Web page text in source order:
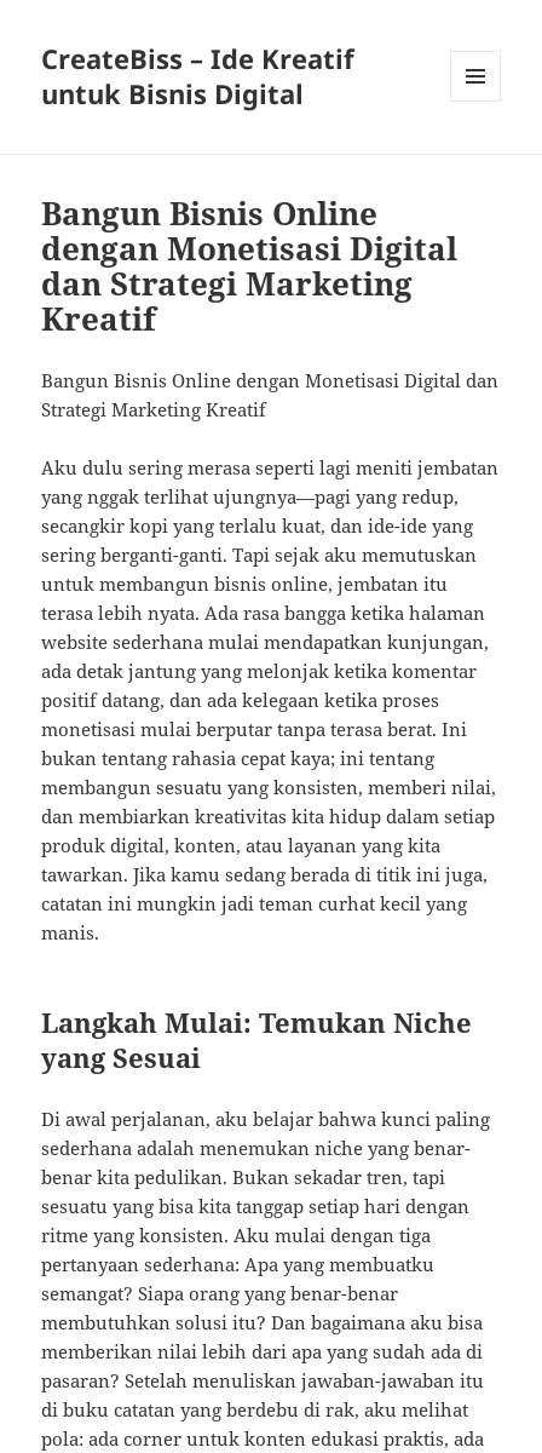
CreateBiss – Ide Kreatif
untuk Bisnis Digital
Bangun Bisnis Online
dengan Monetisasi Digital
dan Strategi Marketing
Kreatif
Bangun Bisnis Online dengan Monetisasi Digital dan
Strategi Marketing Kreatif
Aku dulu sering merasa seperti lagi meniti jembatan
yang nggak terlihat ujungnya—pagi yang redup,
secangkir kopi yang terlalu kuat, dan ide-ide yang
sering berganti-ganti. Tapi sejak aku memutuskan
untuk membangun bisnis online, jembatan itu
terasa lebih nyata. Ada rasa bangga ketika halaman
website sederhana mulai mendapatkan kunjungan,
ada detak jantung yang melonjak ketika komentar
positif datang, dan ada kelegaan ketika proses
monetisasi mulai berputar tanpa terasa berat. Ini
bukan tentang rahasia cepat kaya; ini tentang
membangun sesuatu yang konsisten, memberi nilai,
dan membiarkan kreativitas kita hidup dalam setiap
produk digital, konten, atau layanan yang kita
tawarkan. Jika kamu sedang berada di titik ini juga,
catatan ini mungkin jadi teman curhat kecil yang
manis.
Langkah Mulai: Temukan Niche
yang Sesuai
Di awal perjalanan, aku belajar bahwa kunci paling
sederhana adalah menemukan niche yang benar-
benar kita pedulikan. Bukan sekadar tren, tapi
sesuatu yang bisa kita tanggap setiap hari dengan
ritme yang konsisten. Aku mulai dengan tiga
pertanyaan sederhana: Apa yang membuatku
semangat? Siapa orang yang benar-benar
membutuhkan solusi itu? Dan bagaimana aku bisa
memberikan nilai lebih dari apa yang sudah ada di
pasaran? Setelah menuliskan jawaban-jawaban itu
di buku catatan yang berdebu di rak, aku melihat
pola: ada corner untuk konten edukasi praktis, ada